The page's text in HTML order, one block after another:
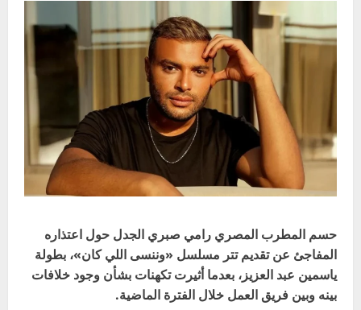
حسم المطرب المصري رامي صبري الجدل حول اعتذاره
المفاجئ عن تقديم تتر مسلسل «وننسى اللي كان»، بطولة
ياسمين عبد العزيز، بعدما أثيرت تكهنات بشأن وجود خلافات
بينه وبين فريق العمل خلال الفترة الماضية.